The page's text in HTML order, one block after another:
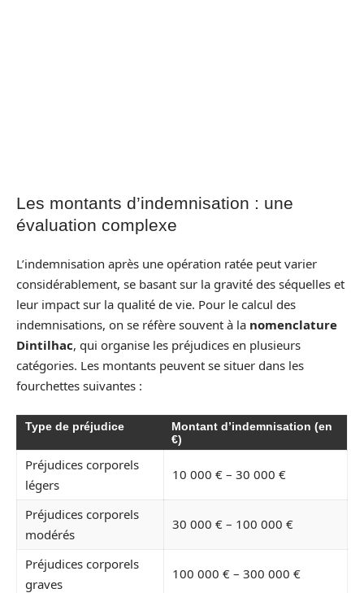
Les montants d’indemnisation : une
évaluation complexe
L’indemnisation après une opération ratée peut varier
considérablement, se basant sur la gravité des séquelles et
leur impact sur la qualité de vie. Pour le calcul des
indemnisations, on se réfère souvent à la nomenclature
Dintilhac, qui organise les préjudices en plusieurs
catégories. Les montants peuvent se situer dans les
fourchettes suivantes :
Type de préjudice
Montant d’indemnisation (en
€)
Préjudices corporels
légers
10 000 € – 30 000 €
Préjudices corporels
modérés
30 000 € – 100 000 €
Préjudices corporels
graves
100 000 € – 300 000 €